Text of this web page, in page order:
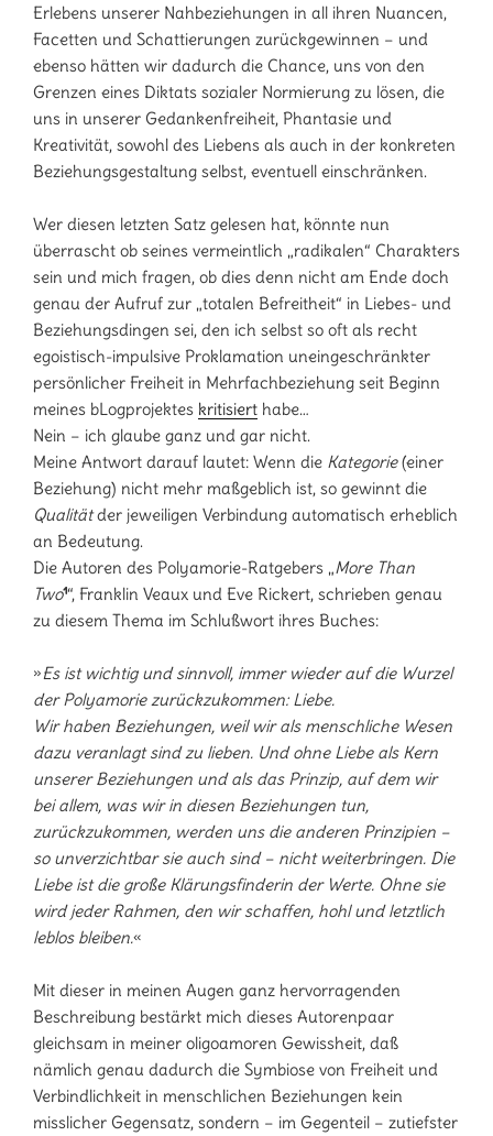
Erlebens unserer Nahbeziehungen in all ihren Nuancen,
Facetten und Schattierungen zurückgewinnen – und
ebenso hätten wir dadurch die Chance, uns von den
Grenzen eines Diktats sozialer Normierung zu lösen, die
uns in unserer Gedankenfreiheit, Phantasie und
Kreativität, sowohl des Liebens als auch in der konkreten
Beziehungsgestaltung selbst, eventuell einschränken.
Wer diesen letzten Satz gelesen hat, könnte nun
überrascht ob seines vermeintlich „radikalen“ Charakters
sein und mich fragen, ob dies denn nicht am Ende doch
genau der Aufruf zur „totalen Befreitheit“ in Liebes- und
Beziehungsdingen sei, den ich selbst so oft als recht
egoistisch-impulsive Proklamation uneingeschränkter
persönlicher Freiheit in Mehrfachbeziehung seit Beginn
meines bLogprojektes kritisiert habe…
Nein – ich glaube ganz und gar nicht.
Meine Antwort darauf lautet: Wenn die Kategorie(einer
Beziehung) nicht mehr maßgeblich ist, so gewinnt die
Qualitätder jeweiligen Verbindung automatisch erheblich
an Bedeutung.
Die Autoren des Polyamorie-Ratgebers „More Than
Two¹“, Franklin Veaux und Eve Rickert, schrieben genau
zu diesem Thema im Schlußwort ihres Buches:
»Es ist wichtig und sinnvoll, immer wieder auf die Wurzel
der Polyamorie zurückzukommen: Liebe.
Wir haben Beziehungen, weil wir als menschliche Wesen
dazu veranlagt sind zu lieben. Und ohne Liebe als Kern
unserer Beziehungen und als das Prinzip, auf dem wir
bei allem, was wir in diesen Beziehungen tun,
zurückzukommen, werden uns die anderen Prinzipien –
so unverzichtbar sie auch sind – nicht weiterbringen. Die
Liebe ist die große Klärungsfinderin der Werte. Ohne sie
wird jeder Rahmen, den wir schaffen, hohl und letztlich
leblos bleiben.«
Mit dieser in meinen Augen ganz hervorragenden
Beschreibung bestärkt mich dieses Autorenpaar
gleichsam in meiner oligoamoren Gewissheit, daß
nämlich genau dadurch die Symbiose von Freiheit und
Verbindlichkeit in menschlichen Beziehungen kein
misslicher Gegensatz, sondern – im Gegenteil – zutiefster